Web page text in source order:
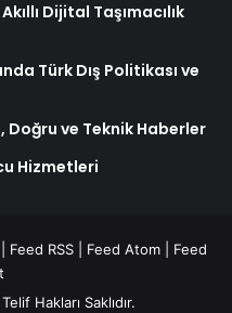
Dijital Taşımacılık
Türk Dış Politikası ve
Doğru ve Teknik Haberler
Hizmetleri
Feed RSS Feed Atom
Feed
Hakları Saklıdır.